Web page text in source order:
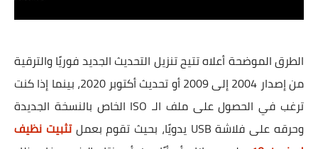
الطرق الموضحة أعلاه تتيح تنزيل التحديث الجديد فوريًا والترقية
من إصدار 2004 إلى 2009 أو تحديث أكتوبر 2020، بينما إذا كنت
ترغب في الحصول على ملف الـ ISO الخاص بالنسخة الجديدة
وحرقه على فلاشة USB يدويًا، بحيث تقوم بعمل
تثبيت نظيف